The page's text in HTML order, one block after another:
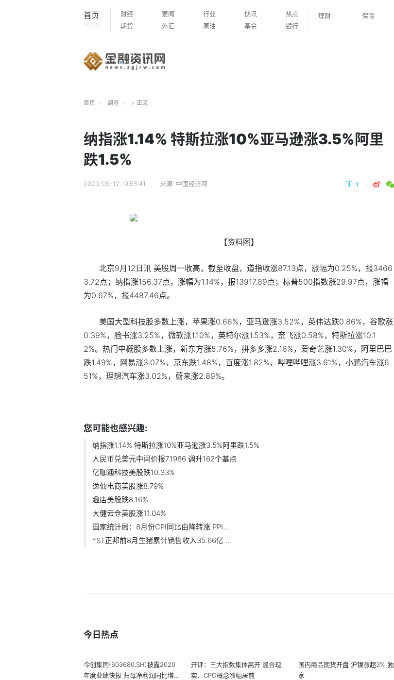
首页
HOME
财经 要闻 行业 快讯
热点
期货
外汇 原油 基金 银行
理财 保险
首页 调查 > 正文
纳指涨1.14% 特斯拉涨10%亚马逊涨3.5%阿里
跌1.5%
2023-09-12 10:55:41 来源: 中国经济网
【资料图】
北京9月12日讯 美股周一收高，截至收盘，道指收涨87.13点，涨幅为0.25%，报3466
3.72点；纳指涨156.37点，涨幅为1.14%，报13917.89点；标普500指数涨29.97点，涨幅
为0.67%，报4487.46点。
美国大型科技股多数上涨，苹果涨0.66%，亚马逊涨3.52%，英伟达跌0.86%，谷歌涨
0.39%，脸书涨3.25%，微软涨1.10%，英特尔涨1.53%，奈飞涨0.58%，特斯拉涨10.1
2%。热门中概股多数上涨，新东方涨5.76%，拼多多涨2.16%，爱奇艺涨1.30%，阿里巴巴
跌1.49%，网易涨3.07%，京东跌1.48%，百度涨1.82%，哔哩哔哩涨3.61%，小鹏汽车涨6.
51%，理想汽车涨3.02%，蔚来涨2.89%。
您可能也感兴趣:
纳指涨1.14% 特斯拉涨10%亚马逊涨3.5%阿里跌1.5%
人民币兑美元中间价报7.1986 调升162个基点
亿咖通科技美股跌10.33%
逸仙电商美股涨8.79%
趣店美股跌8.16%
大健云仓美股涨11.04%
国家统计局：8月份CPI同比由降转涨 PPI...
*ST正邦前8月生猪累计销售收入35.66亿 ...
今日热点
今创集团(603680.SH)披露2020
年度业绩快报 归母净利润同比增
开评：三大指数集体高开 混合现
实、CPO概念涨幅居前
国内商品期货开盘 沪镍涨超3%_独
家